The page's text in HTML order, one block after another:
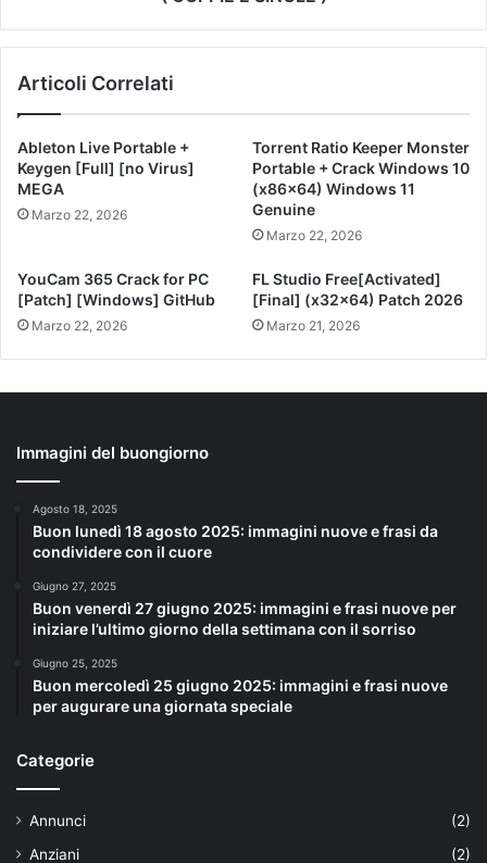
Articoli Correlati
Ableton Live Portable +
Keygen [Full] [no Virus]
MEGA
Marzo 22, 2026
Torrent Ratio Keeper Monster
Portable + Crack Windows 10
(x86x64) Windows 11
Genuine
Marzo 22, 2026
YouCam 365 Crack for PC
[Patch] [Windows] GitHub
Marzo 22, 2026
FL Studio Free[Activated]
[Final] (x32x64) Patch 2026
Marzo 21, 2026
Immagini del buongiorno
Agosto 18, 2025
Buon lunedì 18 agosto 2025: immagini nuove e frasi da
condividere con il cuore
Giugno 27, 2025
Buon venerdì 27 giugno 2025: immagini e frasi nuove per
iniziare l’ultimo giorno della settimana con il sorriso
Giugno 25, 2025
Buon mercoledì 25 giugno 2025: immagini e frasi nuove
per augurare una giornata speciale
Categorie
Annunci
(2)
Anziani
(2)